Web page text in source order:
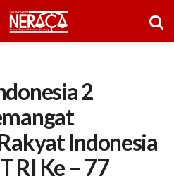
2
Indonesia
RI Ke – 77